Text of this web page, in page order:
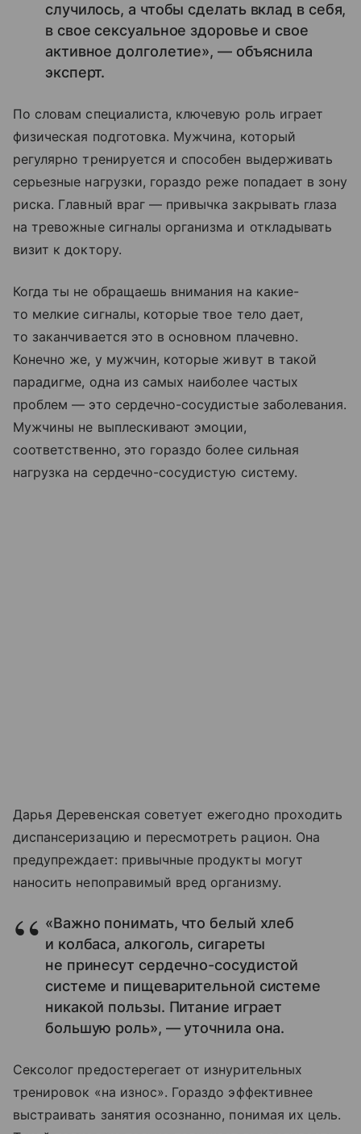
случилось, а чтобы сделать вклад в себя,
в свое сексуальное здоровье и свое
активное долголетие», — объяснила
эксперт.
По словам специалиста, ключевую роль играет
физическая подготовка. Мужчина, который
регулярно тренируется и способен выдерживать
серьезные нагрузки, гораздо реже попадает в зону
риска. Главный враг — привычка закрывать глаза
на тревожные сигналы организма и откладывать
визит к доктору.
Когда ты не обращаешь внимания на какие-
то мелкие сигналы, которые твое тело дает,
то заканчивается это в основном плачевно.
Конечно же, у мужчин, которые живут в такой
парадигме, одна из самых наиболее частых
проблем — это сердечно-сосудистые заболевания.
Мужчины не выплескивают эмоции,
соответственно, это гораздо более сильная
нагрузка на сердечно-сосудистую систему.
Дарья Деревенская советует ежегодно проходить
диспансеризацию и пересмотреть рацион. Она
предупреждает: привычные продукты могут
наносить непоправимый вред организму.
«Важно понимать, что белый хлеб
и колбаса, алкоголь, сигареты
не принесут сердечно-сосудистой
системе и пищеварительной системе
никакой пользы. Питание играет
большую роль», — уточнила она.
Сексолог предостерегает от изнурительных
тренировок «на износ». Гораздо эффективнее
выстраивать занятия осознанно, понимая их цель.